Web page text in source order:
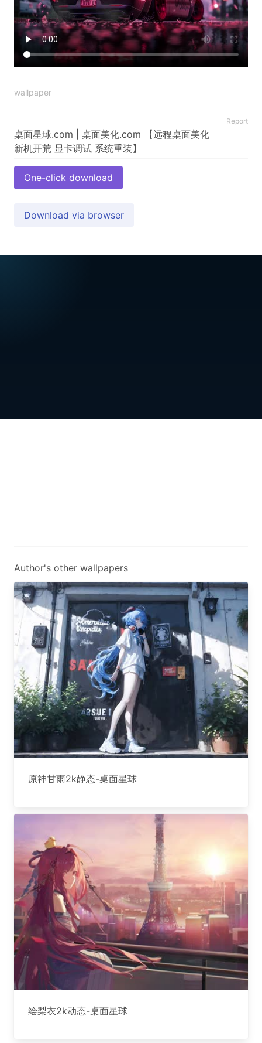
wallpaper
Report
桌面星球.com | 桌面美化.com 【远程桌面美化
One-click download
Download via browser
Author's other wallpapers
原神甘雨2k静态-桌面星球
绘梨衣2k动态-桌面星球